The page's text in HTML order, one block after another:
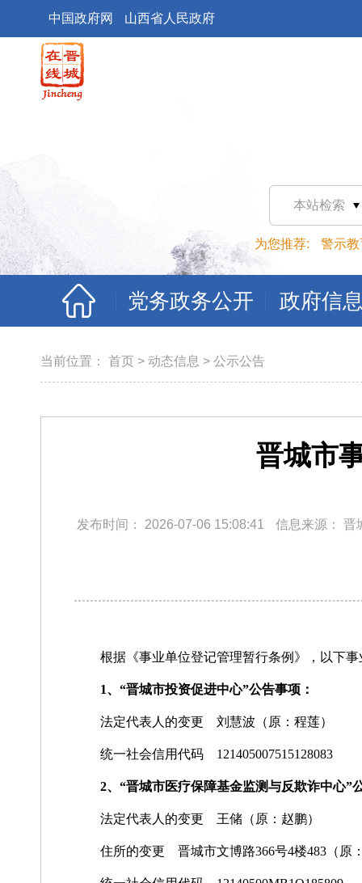
中国政府网 山西省人民政府
本站检索
为您推荐: 警示教
党务政务公开 政府信
当前位置： 首页 > 动态信息 > 公示公告
晋城市
发布时间： 2026-07-06 15:08:41 信息来源： 晋
根据《事业单位登记管理暂行条例》，以下
1、“晋城市投资促进中心”公告事项：
法定代表人的变更 刘慧波（原：程莲）
统一社会信用代码 121405007515128083
2、“晋城市医疗保障基金监测与反欺诈中心”
法定代表人的变更 王储（原：赵鹏）
住所的变更 晋城市文博路366号4楼483（原